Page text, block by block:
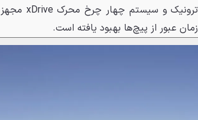
استاندارد به گیربکس 7 سرعته اتوماتیک استپ ترونیک و سیستم چهار چرخ محرک xDrive مجهز
عبور از پیچ‌ها بهبود یافته است.